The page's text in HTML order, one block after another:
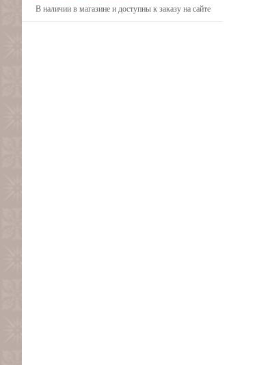
В наличии в магазине и доступны к заказу на сайте